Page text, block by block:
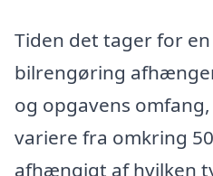
Tiden det tager for
bilrengøring
og opgavens
variere fra omkring
afhængigt af hvilken